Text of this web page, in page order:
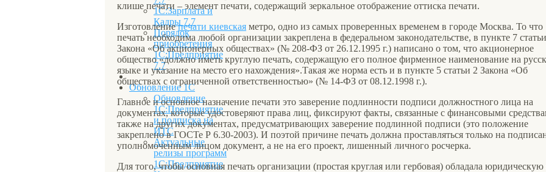
1С:Зарплата и
Кадры 7.7
Порядок
приобретения
1С:Предприятие
7.7
Обновление 1С
Обновление
1С:Предприятие
и подписка на
ИТС
Актуальные
релизы программ
1С:Предприятие
клише печати – элемент печати, содержащий зеркальное отображение оттиска печати.
Изготовлениепечати киевская метро, одно из самых проверенных временем в городе Москва. То что
печать необходима любой организации закреплена в федеральном законодательстве, в пункте 7
Закона «Об акционерных обществах» (№ 208-ФЗ от 26.12.1995 г.) написано о том, что акционерное
общество «должно иметь круглую печать, содержащую его полное фирменное наименование на
языке и указание на место его нахождения».Такая же норма есть и в пункте 5 статьи 2 Закона «Об
обществах ­с ограниченной ответственностью» (№ 14-ФЗ от 08.12.1998 г.).
Главное и основное назначение печати это заверение подлинности подписи должностного лица на
документах, которые удостоверяют права лиц, фиксируют факты, связанные с финансовыми
также на других документах, предусматривающих заверение подлинной подписи (это положение
закреплено в ГОСТе Р 6.30-2003). И поэтой причине печать должна проставляться только на
уполномоченным лицом документ, а не на его проект, лишенный личного росчерка.
Для того, чтобы основная печать организации (простая круглая или гербовая) обладала юридическую